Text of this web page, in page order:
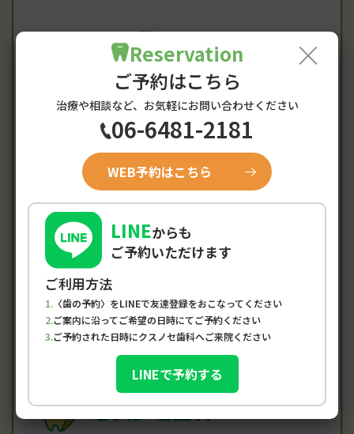
Access
阪神尼崎駅からのアクセス・
診療時間
診療時間 月 火 水 木
9:00-12:30 ● ● × ● ● ▲ ×
14:00-19:00 ● ● ×
土曜は9:00-15:00
初めての方、急患の方も随時受付中
※午前、午後ともに最終受付は診療時間の1時間前となり
ます。
×
Reservation
ご予約はこちら
治療や相談など、お気軽にお問い合わせください
06-6481-2181
WEB予約はこちら
LINEからも
ご予約いただけます
ご利用方法
〈歯の予約〉をLINEで友達登録をおこなってください
ご案内に沿ってご希望の日時にてご予約ください
ご予約された日時にクスノセ歯科へご来院ください
LINEで予約する